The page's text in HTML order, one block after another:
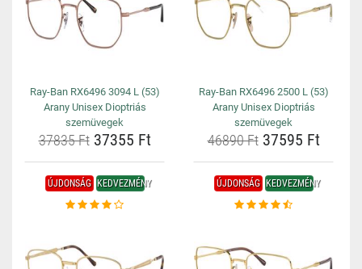
Ray-Ban RX6496 3094 L (53)
Arany Unisex Dioptriás
szemüvegek
37835 Ft37355 Ft
Ray-Ban RX6496 2500 L (53)
Arany Unisex Dioptriás
szemüvegek
46890 Ft37595 Ft
ÚJDONSÁG KEDVEZMÉNY ÚJDONSÁG KEDVEZMÉNY